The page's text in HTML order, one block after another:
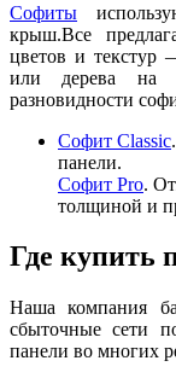
Софиты
крыш.Все
цветов и текстур
или дерева на
разновидности
Софит Classic
панели.
Софит Pro.
толщиной и
Где купить
Наша компания
сбыточные сети
панели во многих